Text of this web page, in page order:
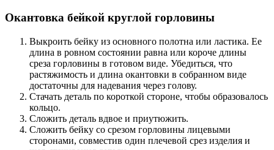
Окантовка бейкой круглой горловины
Выкроить бейку из основного полотна или ластика. Ее
длина в ровном состоянии равна или короче длины
среза горловины в готовом виде. Убедиться, что
растяжимость и длина окантовки в собранном виде
достаточны для надевания через голову.
Стачать деталь по короткой стороне, чтобы образовалось
кольцо.
Сложить деталь вдвое и приутюжить.
Сложить бейку со срезом горловины лицевыми
сторонами, совместив один плечевой срез изделия и